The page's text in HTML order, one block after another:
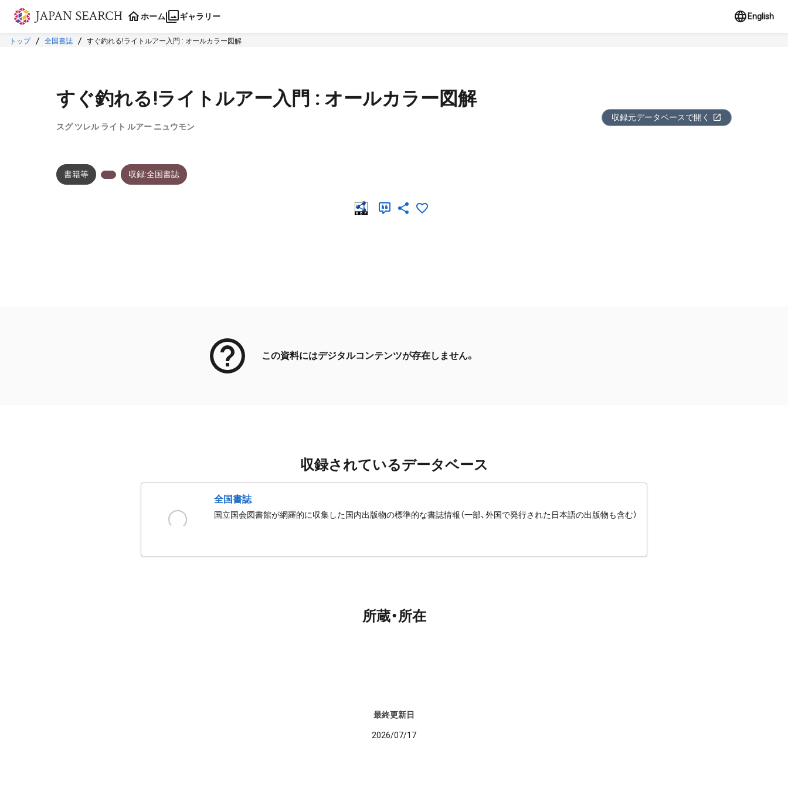
本文に飛ぶ
ホーム ギャラリー English
トップ 全国書誌 すぐ釣れる!ライトルアー入門 : オールカラー図解
すぐ釣れる!ライトルアー入門 : オールカラー図解
スグ ツレル ライト ルアー ニュウモン
収録元データベースで開く
書籍等 収録:全国書誌
この資料にはデジタルコンテンツが存在しません。
収録されているデータベース
全国書誌
国立国会図書館が網羅的に収集した国内出版物の標準的な書誌情報（一部、外国で発行された日本語の出版物も含む）
所蔵・所在
最終更新日
2026/07/17